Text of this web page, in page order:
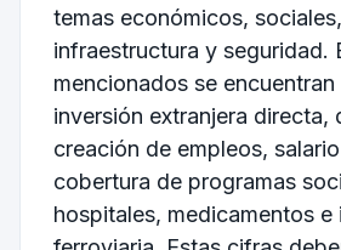
temas económicos,
infraestructura y seguridad.
mencionados se
inversión extranjera directa,
creación de empleos,
cobertura de programas
hospitales, medicamentos e